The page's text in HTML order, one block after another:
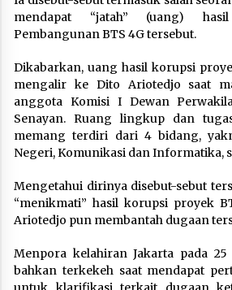
mendapat “jatah” (uang)
Pembangunan BTS 4G tersebut.
Dikabarkan, uang hasil korupsi
mengalir ke Dito Ariotedjo saat
anggota Komisi I Dewan
Senayan. Ruang lingkup dan
memang terdiri dari 4 bidang,
Negeri, Komunikasi dan Informatika,
Mengetahui dirinya disebut-sebut
“menikmati” hasil korupsi proyek
Ariotedjo pun membantah dugaan
Menpora kelahiran Jakarta pada
bahkan terkekeh saat mendapat